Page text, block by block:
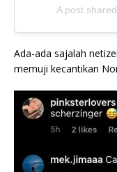
A post
Ada-ada sajalah
memuji kecantikan